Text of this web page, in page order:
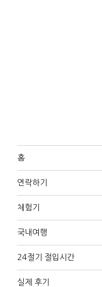
홈
연락하기
체험기
국내여행
24절기 절입시간
실제 후기